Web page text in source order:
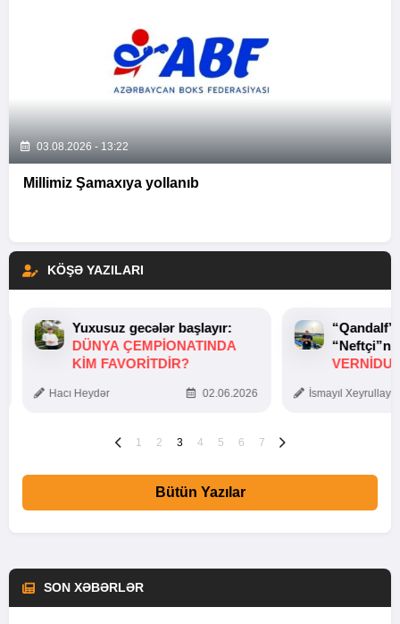
03.08.2026 - 13:22
Millimiz Şamaxıya yollanıb
KÖŞƏ YAZILARI
Yuxusuz gecələr başlayır:
DÜNYA ÇEMPIONATINDA
KIM FAVORITDIR?
Hacı Heydər 02.06.2026 İsmayıl
1 2 3 4 5 6 7
Bütün Yazılar
SON XƏBƏRLƏR